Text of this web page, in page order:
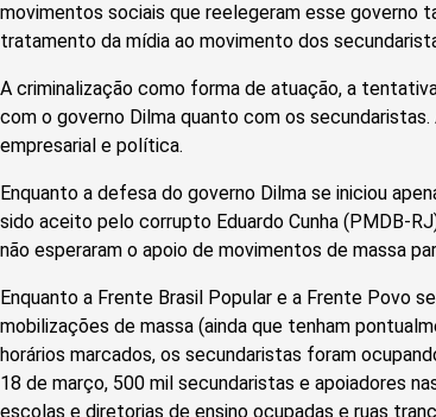
movimentos sociais que reelegeram esse governo
tratamento da mídia ao movimento dos
A criminalização como forma de atuação, a
com o governo Dilma quanto com os
empresarial e política.
Enquanto a defesa do governo Dilma se iniciou
sido aceito pelo corrupto Eduardo Cunha (PMDB-
não esperaram o apoio de movimentos de massa
Enquanto a Frente Brasil Popular e a Frente Povo
mobilizações de massa (ainda que tenham
horários marcados, os secundaristas foram
18 de março, 500 mil secundaristas e apoiadores
escolas e diretorias de ensino ocupadas e ruas